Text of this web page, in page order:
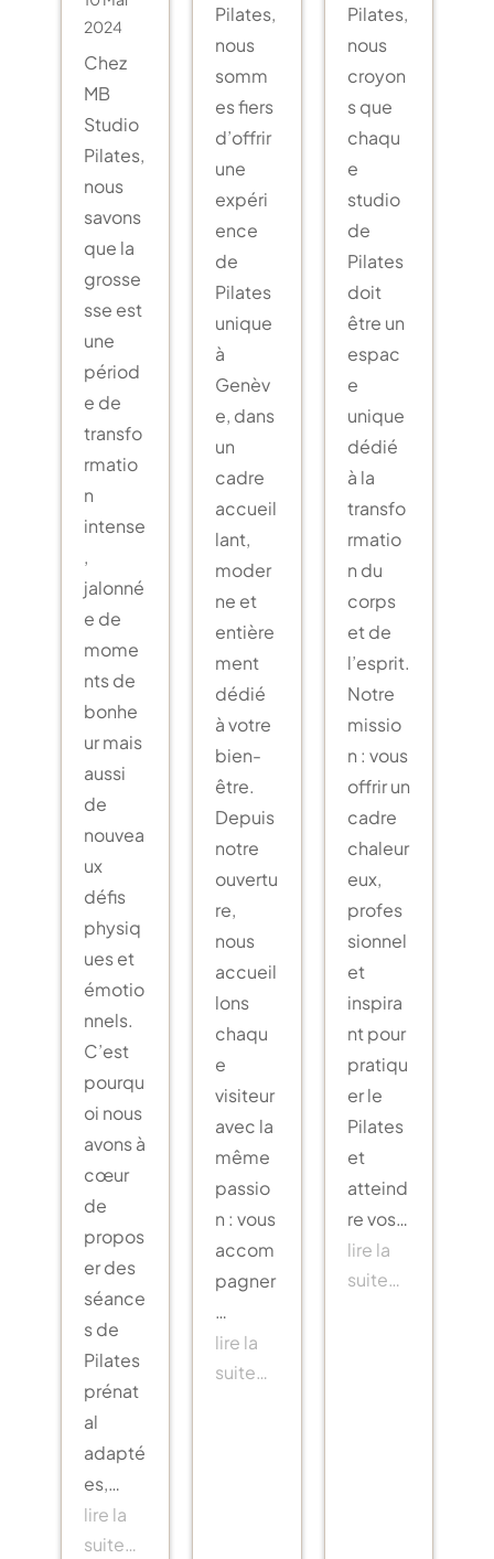
2024
Chez
MB
Studio
Pilates,
nous
savons
que la
grosse
sse est
une
périod
e de
transfo
rmatio
n
intense
,
jalonné
e de
mome
nts de
bonhe
ur mais
aussi
de
nouvea
ux
défis
physiq
ues et
émotio
nnels.
C’est
pourqu
oi nous
avons à
cœur
de
propos
er des
séance
s de
Pilates
prénat
al
adapté
es,…
lire la
suite…
Pilates,
nous
somm
es fiers
d’offrir
une
expéri
ence
de
Pilates
unique
à
Genèv
e, dans
un
cadre
accueil
lant,
moder
ne et
entière
ment
dédié
à votre
bien-
être.
Depuis
notre
ouvertu
re,
nous
accueil
lons
chaqu
e
visiteur
avec la
même
passio
n : vous
accom
pagner
…
lire la
suite…
Pilates,
nous
croyon
s que
chaqu
e
studio
de
Pilates
doit
être un
espac
e
unique
dédié
à la
transfo
rmatio
n du
corps
et de
l’esprit.
Notre
missio
n : vous
offrir un
cadre
chaleur
eux,
profes
sionnel
et
inspira
nt pour
pratiqu
er le
Pilates
et
atteind
re vos…
lire la
suite…